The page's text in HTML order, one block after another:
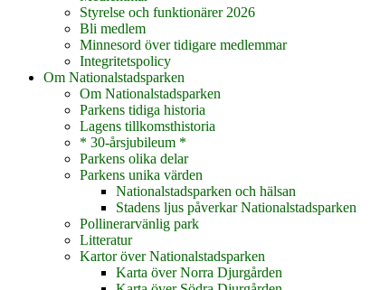
Styrelse och funktionärer 2026
Bli medlem
Minnesord över tidigare medlemmar
Integritetspolicy
Om Nationalstadsparken
Om Nationalstadsparken
Parkens tidiga historia
Lagens tillkomsthistoria
* 30-årsjubileum *
Parkens olika delar
Parkens unika värden
Nationalstadsparken och hälsan
Stadens ljus påverkar Nationalstadsparken
Pollinerarvänlig park
Litteratur
Kartor över Nationalstadsparken
Karta över Norra Djurgården